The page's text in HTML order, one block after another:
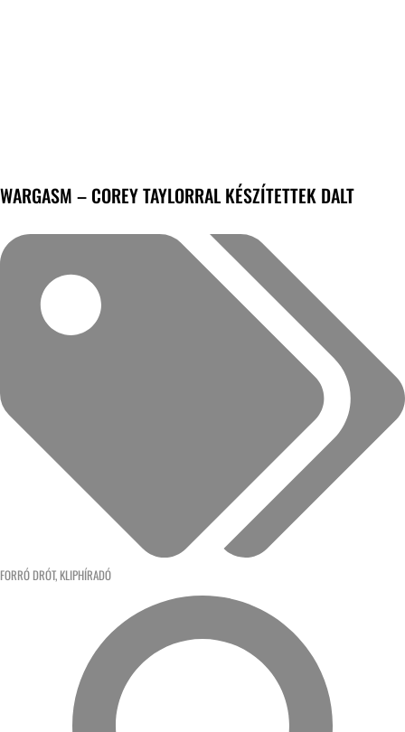
WARGASM – COREY TAYLORRAL KÉSZÍTETTEK DALT
FORRÓ DRÓT, KLIPHÍRADÓ